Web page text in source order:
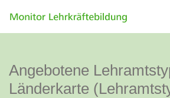
Angebotene
Länderkarte